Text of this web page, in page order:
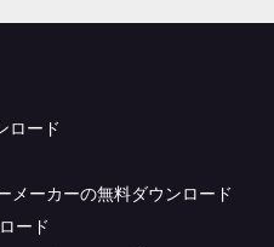
ロード
メーカーの無料ダウンロード
ード